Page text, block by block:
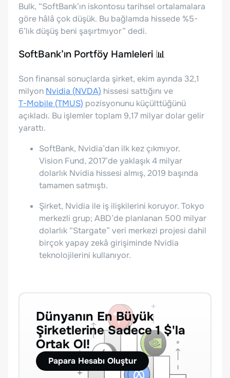
Bulk, “SoftBank’ın iskontosu tarihsel ortalamalara
göre hâlâ çok düşük. Bu bağlamda hissede %5-
6’lık düşüş beni şaşırtmıyor” dedi.
SoftBank’ın Portföy Hamleleri 📊
Son finansal sonuçlarda şirket, ekim ayında 32,1
milyon Nvidia (NVDA) hissesi sattığını ve
T-Mobile (TMUS) pozisyonunu küçülttüğünü
açıkladı. Bu işlemler toplam 9,17 milyar dolar gelir
yarattı.
SoftBank, Nvidia’dan ilk kez çıkmıyor.
Vision Fund, 2017’de yaklaşık 4 milyar
dolarlık Nvidia hissesi almış, 2019 başında
tamamen satmıştı.
Şirket, Nvidia ile iş ilişkilerini koruyor. Tokyo
merkezli grup; ABD’de planlanan 500 milyar
dolarlık “Stargate” veri merkezi projesi dahil
birçok yapay zekâ girişiminde Nvidia
teknolojilerini kullanıyor.
Dünyanın En Büyük
Şirketlerine Sadece 1 $'la
Ortak Ol!
Papara Hesabı Oluştur